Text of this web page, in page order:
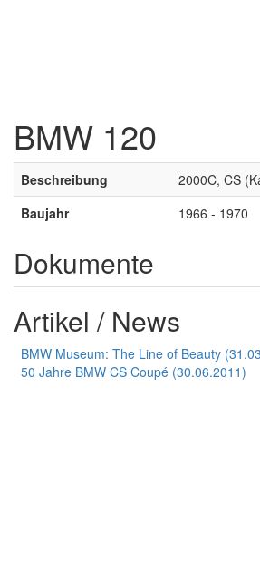
BMW 120
Beschreibung
2000C, CS
Baujahr
1966 - 1970
Dokumente
Artikel / News
BMW Museum: The Line of Beauty
50 Jahre BMW CS Coupé (30.06.2011)